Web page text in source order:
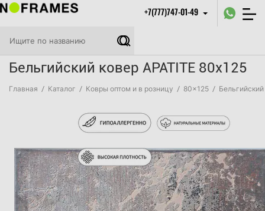
+7(777)747-01-49
Бельгийский ковер APATITE 80x125
Главная / Каталог / Ковры оптом и в розницу / 80x125 /